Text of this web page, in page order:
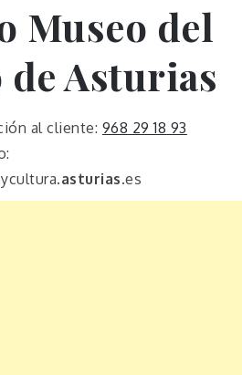
Museo del
de Asturias
al cliente: 968 29 18 93
asturias.es